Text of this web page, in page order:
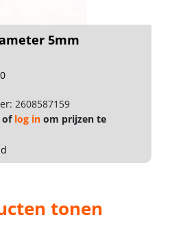
5mm
2608587159
of log in om prijzen te
tonen